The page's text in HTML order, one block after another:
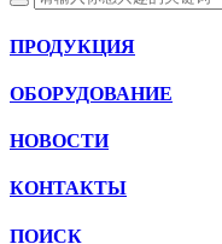
ПРОДУКЦИЯ
ОБОРУДОВАНИЕ
НОВОСТИ
КОНТАКТЫ
ПОИСК